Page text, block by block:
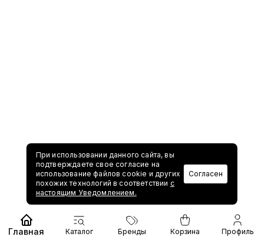
При использовании данного сайта, вы
подтверждаете свое согласие на
использование файлов cookie и других
похожих технологий в соответствии с
настоящим Уведомлением.
Согласен
Главная Каталог Бренды Корзина Профиль